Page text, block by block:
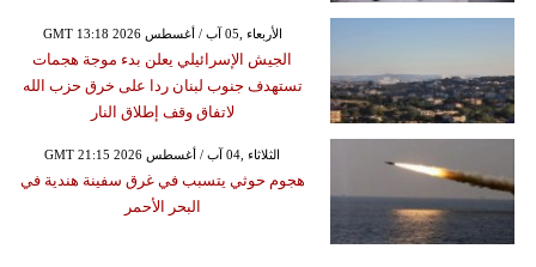
GMT 13:18 2026 الأربعاء ,05 آب / أغسطس
الجيش الإسرائيلي يعلن بدء موجة هجمات
تستهدف جنوب لبنان ردا على خرق حزب الله
لاتفاق وقف إطلاق النار
GMT 21:15 2026 الثلاثاء ,04 آب / أغسطس
هجوم حوثي يتسبب في غرق سفينة هندية في
البحر الأحمر